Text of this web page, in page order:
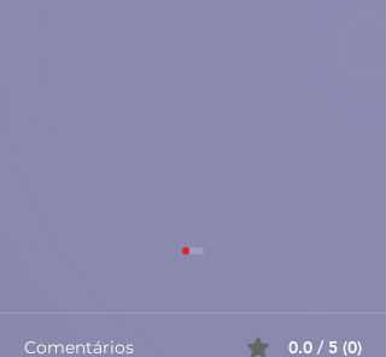
Comentários 0.0 / 5 (0)